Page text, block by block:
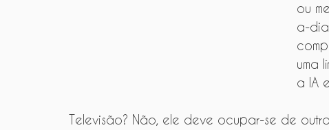
ou
a-
uma
a IA
Televisão? Não, ele deve ocupar-se de